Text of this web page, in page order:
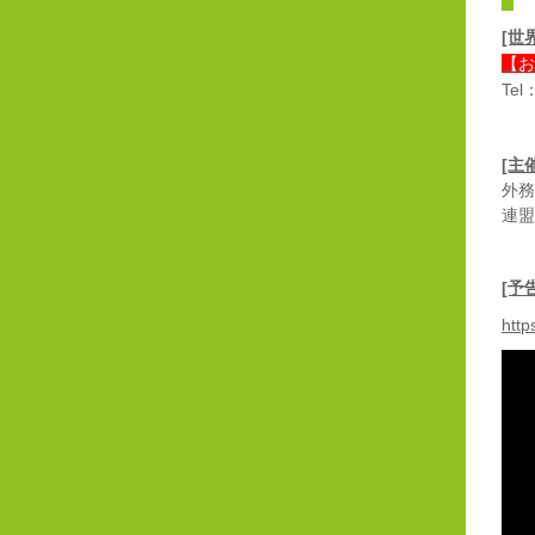
[世
【
Tel
[主
外
連
[予